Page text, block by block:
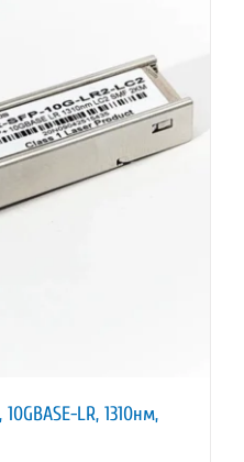
LR, 1310нм,